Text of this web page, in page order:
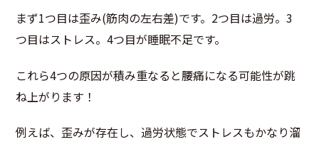
まず1つ目は歪み(筋肉の左右差)です。2つ目は過労。3
つ目はストレス。4つ目が睡眠不足です。
これら4つの原因が積み重なると腰痛になる可能性が跳
ね上がります！
例えば、歪みが存在し、過労状態でストレスもかなり溜